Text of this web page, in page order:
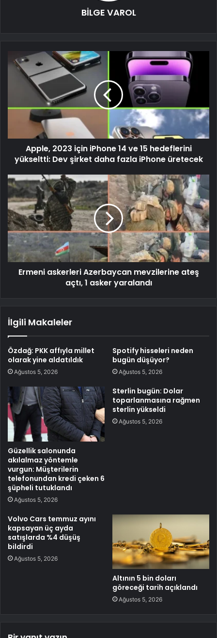
BİLGE VAROL
Apple, 2023 için iPhone 14 ve 15 hedeflerini
yükseltti: Dev şirket daha fazla iPhone üretecek
Ermeni askerleri Azerbaycan mevzilerine ateş
açtı, 1 asker yaralandı
İlgili Makaleler
Özdağ: PKK affıyla millet
olarak yine aldatıldık
Ağustos 5, 2026
Spotify hisseleri neden
bugün düşüyor?
Ağustos 5, 2026
Güzellik salonunda
akılalmaz yöntemle
vurgun: Müşterilerin
telefonundan kredi çeken 6
şüpheli tutuklandı
Ağustos 5, 2026
Sterlin bugün: Dolar
toparlanmasına rağmen
sterlin yükseldi
Ağustos 5, 2026
Volvo Cars temmuz ayını
kapsayan üç ayda
satışlarda %4 düşüş
bildirdi
Ağustos 5, 2026
Altının 5 bin doları
göreceği tarih açıklandı
Ağustos 5, 2026